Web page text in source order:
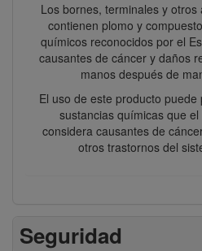
Los bornes, terminales y
contienen plomo y
químicos reconocidos por el
causantes de cáncer y daños
manos después de
El uso de este producto
sustancias químicas que
considera causantes de
otros trastornos del
Seguridad